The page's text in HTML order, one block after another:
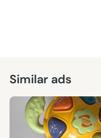
Similar ads